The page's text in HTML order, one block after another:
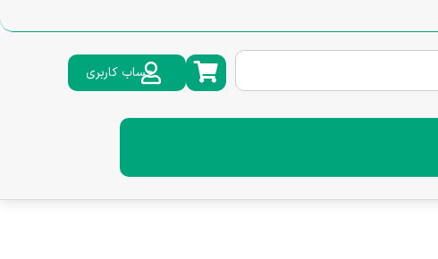
حساب کاربری